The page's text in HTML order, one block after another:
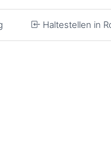
Haltestellen in